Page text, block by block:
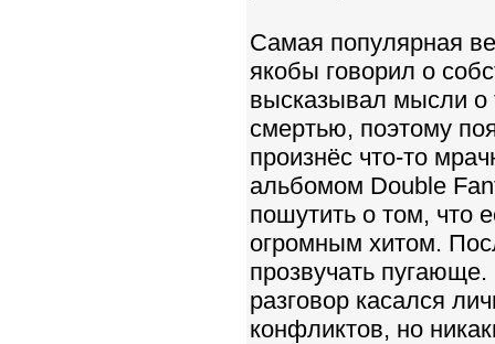
Самая популярная
якобы говорил о
высказывал мысли о
смертью, поэтому
произнёс что-то
альбомом Double
пошутить о том, что
огромным хитом.
прозвучать
разговор касался
конфликтов, но